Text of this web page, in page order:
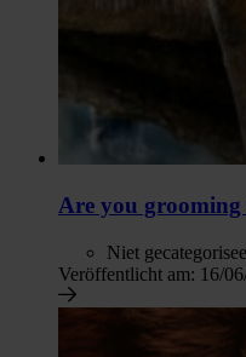
Are you grooming
Niet
Veröffentlicht am: 16/